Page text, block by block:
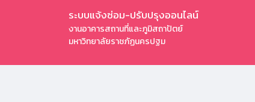
ระบบแจ้งซ่อม-ปรับปรุงออนไลน์
งานอาคารสถานที่และภูมิสถาปัตย์
มหาวิทยาลัยราชภัฏนครปฐม